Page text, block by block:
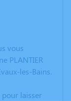
vous
PLANTIER
les-Bains.
laisser